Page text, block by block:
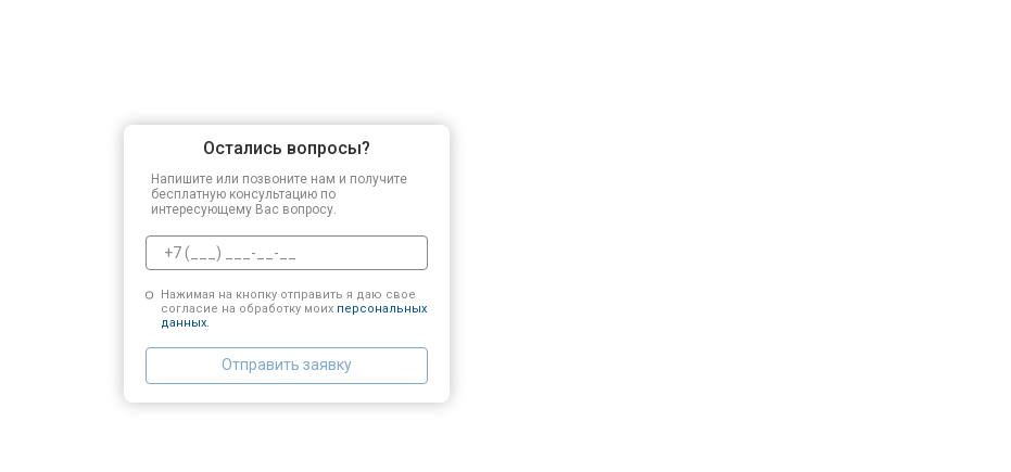
Остались вопросы?
Напишите или позвоните нам и получите
бесплатную консультацию по
интересующему Вас вопросу.
Нажимая на кнопку отправить я даю свое
согласие на обработку моих персональных
данных.
Отправить заявку